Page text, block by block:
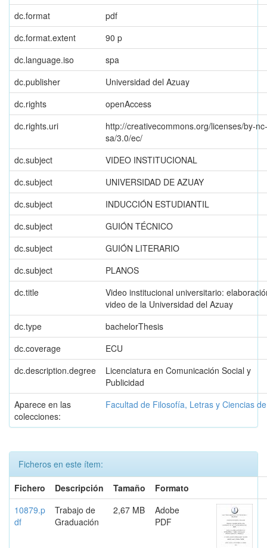
dc.format
pdf
dc.format.extent
90 p
dc.language.iso
spa
dc.publisher
Universidad del Azuay
dc.rights
openAccess
dc.rights.uri
http://creativecommons.org/licenses/by-nc-
sa/3.0/ec/
dc.subject
VIDEO INSTITUCIONAL
dc.subject
UNIVERSIDAD DE AZUAY
dc.subject
INDUCCIÓN ESTUDIANTIL
dc.subject
GUIÓN TÉCNICO
dc.subject
GUIÓN LITERARIO
dc.subject
PLANOS
dc.title
Video institucional universitario:
video de la Universidad del Azuay
dc.type
bachelorThesis
dc.coverage
ECU
dc.description.degree
Licenciatura en Comunicación Social y
Publicidad
Aparece en las
colecciones:
Facultad de Filosofía, Letras y Ciencias
Ficheros en este ítem:
Fichero
Descripción Tamaño
Formato
10879.p
df
Trabajo de
Graduación
2,67 MB
Adobe
PDF